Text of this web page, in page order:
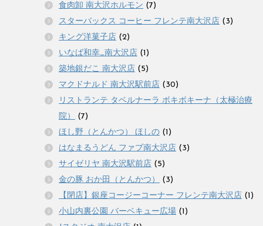
食肉卸 南大沢ホルモン (7)
スターバックス コーヒー フレンテ南大沢店 (3)
キング洋菓子店 (2)
いなば和幸_南大沢店 (1)
築地銀だこ 南大沢店 (5)
マクドナルド 南大沢駅前店 (30)
リストランテ タベルナーラ ボキボキーナ（太極治療
院）
(7)
ほし野（とんかつ） ほしの (1)
はなまるうどん ファブ南大沢店 (3)
サイゼリヤ 南大沢駅前店 (5)
金の豚 おか田（とんかつ）
(3)
【閉店】銀座コージーコーナー フレンテ南大沢店 (1)
小山内裏公園 バーベキュー広場 (1)